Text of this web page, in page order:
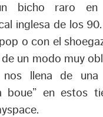
bicho raro en
inglesa de los
o con el
un modo muy
llena de una
boue” en estos